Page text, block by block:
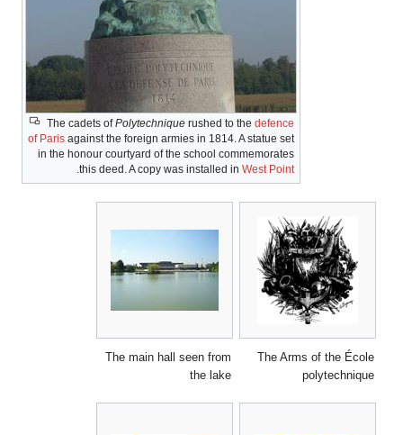
The cadets ofPolytechnique rushed to the defence
of Paris against the foreign armies in 1814. A statue set
in the honour courtyard of the school commemorates
this deed. A copy was installed in West Point
The Arms of the École
polytechnique
The main hall seen from
the lake